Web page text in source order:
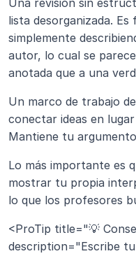
Una revisión sin
lista desorganizada.
simplemente
autor, lo cual se
anotada que a una
Un marco de trabajo
conectar ideas en
Mantiene tu
Lo más importante es
mostrar tu propia
lo que los profesores
<ProTip title="💡
description="Escribe